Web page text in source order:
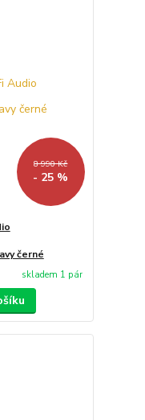
8 990 Kč
- 25 %
černé
skladem 1 pár